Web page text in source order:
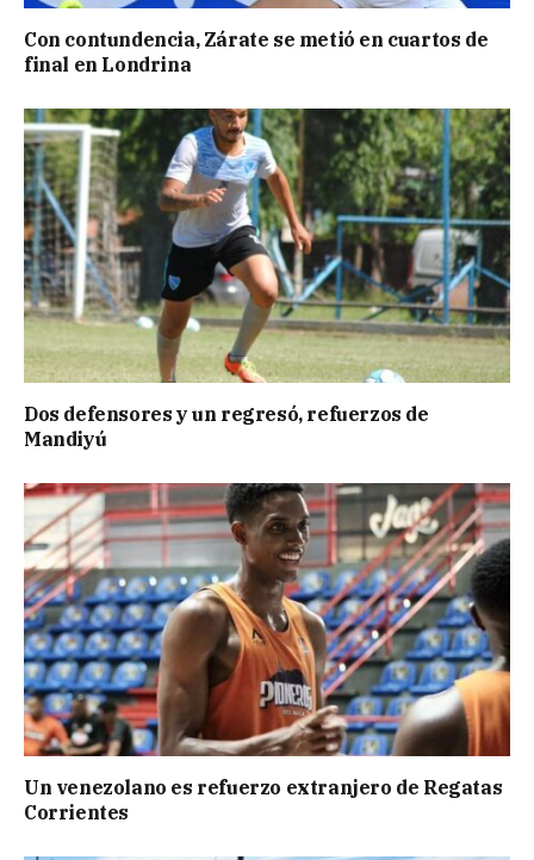
Con contundencia, Zárate se metió en cuartos de
final en Londrina
Dos defensores y un regresó, refuerzos de
Mandiyú
Un venezolano es refuerzo extranjero de Regatas
Corrientes